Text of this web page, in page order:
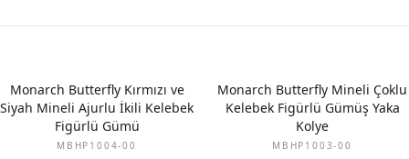
Monarch Butterfly Kırmızı ve
Siyah Mineli Ajurlu İkili Kelebek
Figürlü Gümü
MBHP1004-00
Monarch Butterfly Mineli Çoklu
Kelebek Figürlü Gümüş Yaka
Kolye
MBHP1003-00